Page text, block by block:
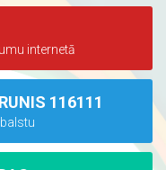
internetā
116111